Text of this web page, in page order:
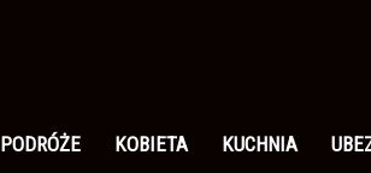
PODRÓŻE KOBIETA KUCHNIA